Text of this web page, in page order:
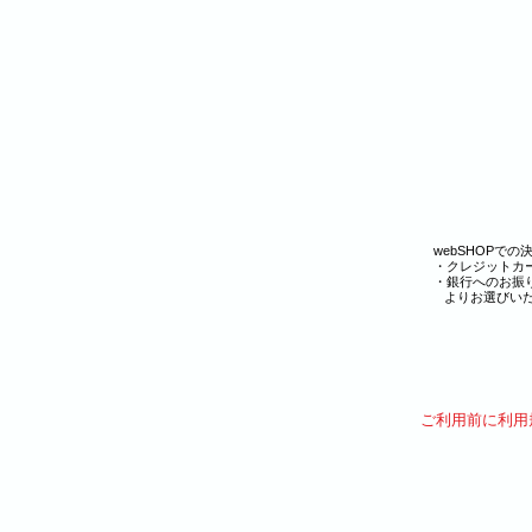
webSHOPでの
・クレジットカ
・銀行へのお
よりお選びい
ご利用前に利